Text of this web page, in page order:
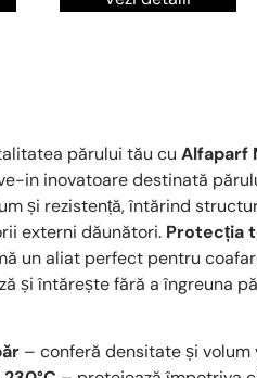
părului tău cu Alfaparf
in inovatoare destinată
și rezistență, întărind
externi dăunători. Protecția
un aliat perfect pentru
și întărește fără a îngreuna
– conferă densitate și volum